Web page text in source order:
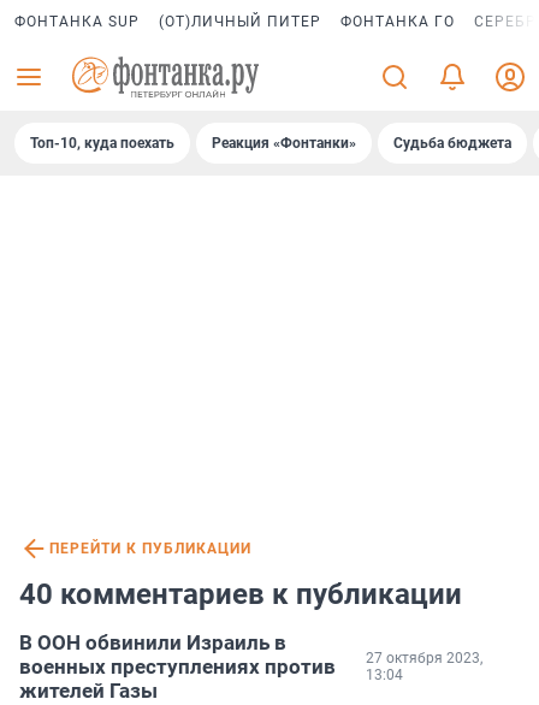
ФОНТАНКА SUP (ОТ)ЛИЧНЫЙ ПИТЕР ФОНТАНКА ГО
Топ-10, куда поехать Реакция «Фонтанки» Судьба бюджета
ПЕРЕЙТИ К ПУБЛИКАЦИИ
40 комментариев к публикации
В ООН обвинили Израиль в
военных преступлениях против
жителей Газы
27 октября 2023,
13:04